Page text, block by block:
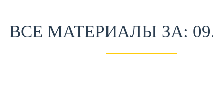
ВСЕ МАТЕРИАЛЫ ЗА: